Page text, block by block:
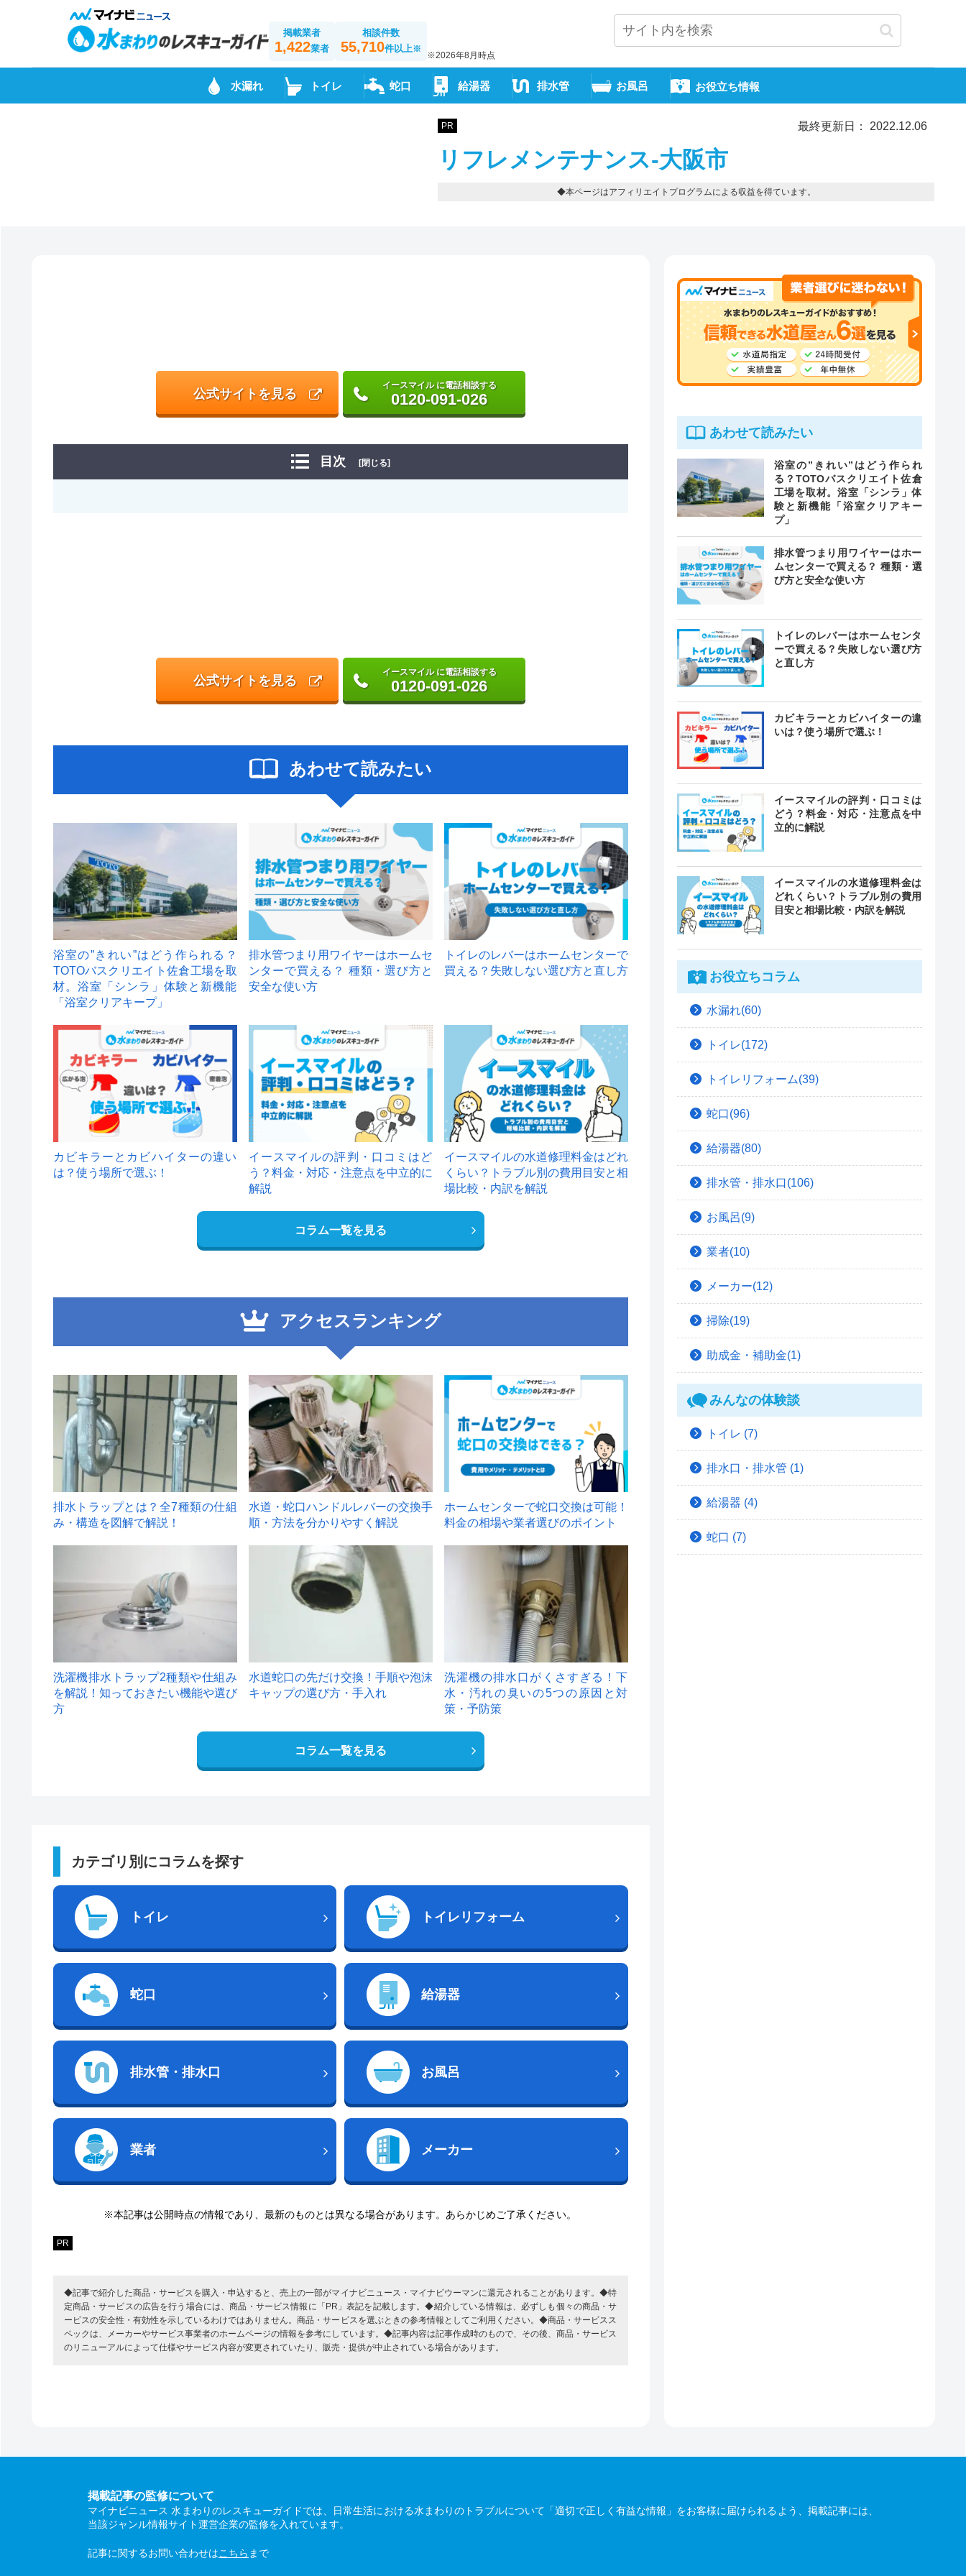
掲載業者
1,422業者
相談件数
55,710件以上※
※2026年8月時点
水漏れ トイレ 蛇口 給湯器 排水管 お風呂 お役立ち情報
PR 最終更新日： 2022.12.06
リフレメンテナンス-大阪市
◆本ページはアフィリエイトプログラムによる収益を得ています。
公式サイトを見る
イースマイル に電話相談する
0120-091-026
目次 [閉じる]
公式サイトを見る
イースマイル に電話相談する
0120-091-026
あわせて読みたい
浴室の”きれい”はどう作られる？
TOTOバスクリエイト佐倉工場を取
材。浴室「シンラ」体験と新機能
「浴室クリアキープ」
排水管つまり用ワイヤーはホームセ
ンターで買える？ 種類・選び方と
安全な使い方
トイレのレバーはホームセンターで
買える？失敗しない選び方と直し方
カビキラーとカビハイターの違い
は？使う場所で選ぶ！
イースマイルの評判・口コミはど
う？料金・対応・注意点を中立的に
解説
イースマイルの水道修理料金はどれ
くらい？トラブル別の費用目安と相
場比較・内訳を解説
コラム一覧を見る
アクセスランキング
1
排水トラップとは？全7種類の仕組
み・構造を図解で解説！
2
水道・蛇口ハンドルレバーの交換手
順・方法を分かりやすく解説
ホームセンターで蛇口交換は可能！
料金の相場や業者選びのポイント
洗濯機排水トラップ2種類や仕組み
を解説！知っておきたい機能や選び
方
水道蛇口の先だけ交換！手順や泡沫
キャップの選び方・手入れ
洗濯機の排水口がくさすぎる！下
水・汚れの臭いの5つの原因と対
策・予防策
コラム一覧を見る
カテゴリ別にコラムを探す
トイレ トイレリフォーム
蛇口 給湯器
排水管・排水口 お風呂
業者 メーカー
※本記事は公開時点の情報であり、最新のものとは異なる場合があります。あらかじめご了承ください。
PR
◆記事で紹介した商品・サービスを購入・申込すると、売上の一部がマイナビニュース・マイナビウーマンに還元されることがあります。◆特
定商品・サービスの広告を行う場合には、商品・サービス情報に「PR」表記を記載します。◆紹介している情報は、必ずしも個々の商品・サ
ービスの安全性・有効性を示しているわけではありません。商品・サービスを選ぶときの参考情報としてご利用ください。◆商品・サービスス
ペックは、メーカーやサービス事業者のホームページの情報を参考にしています。◆記事内容は記事作成時のもので、その後、商品・サービス
のリニューアルによって仕様やサービス内容が変更されていたり、販売・提供が中止されている場合があります。
あわせて読みたい
浴室の”きれい”はどう作られ
る？TOTOバスクリエイト佐倉
工場を取材。浴室「シンラ」体
験と新機能「浴室クリアキー
プ」
排水管つまり用ワイヤーはホー
ムセンターで買える？ 種類・選
び方と安全な使い方
トイレのレバーはホームセンタ
ーで買える？失敗しない選び方
と直し方
カビキラーとカビハイターの違
いは？使う場所で選ぶ！
イースマイルの評判・口コミは
どう？料金・対応・注意点を中
立的に解説
イースマイルの水道修理料金は
どれくらい？トラブル別の費用
目安と相場比較・内訳を解説
お役立ちコラム
水漏れ(60)
トイレ(172)
トイレリフォーム(39)
蛇口(96)
給湯器(80)
排水管・排水口(106)
お風呂(9)
業者(10)
メーカー(12)
掃除(19)
助成金・補助金(1)
みんなの体験談
トイレ (7)
排水口・排水管 (1)
給湯器 (4)
蛇口 (7)
掲載記事の監修について
マイナビニュース 水まわりのレスキューガイドでは、日常生活における水まわりのトラブルについて「適切で正しく有益な情報」をお客様に届けられるよう、掲載記事には、
当該ジャンル情報サイト運営企業の監修を入れています。
記事に関するお問い合わせはこちら まで